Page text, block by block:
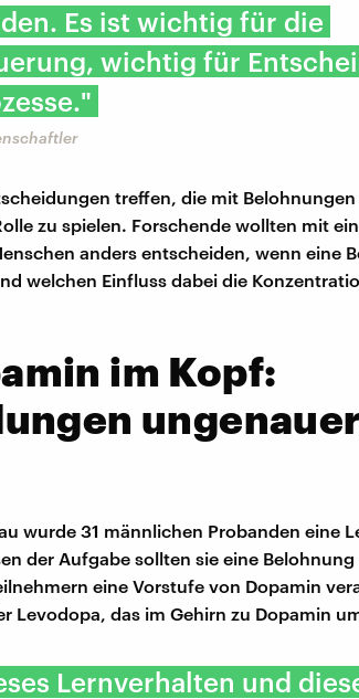
Es ist wichtig für die
wichtig für
treffen, die mit
zu spielen. Forschende wollten mit
anders entscheiden, wenn eine
welchen Einfluss dabei die
im Kopf:
wurde 31 männlichen Probanden eine
der Aufgabe sollten sie eine
eine Vorstufe von Dopamin
Levodopa, das im Gehirn zu Dopamin
Lernverhalten und